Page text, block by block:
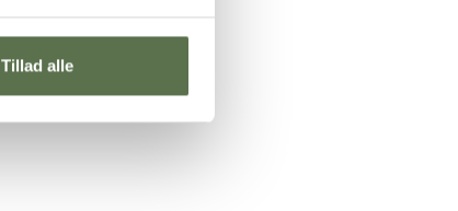
Tillad alle